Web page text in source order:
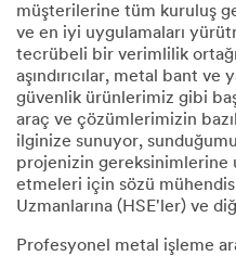
müşterilerine tüm kuruluş
ve en iyi uygulamaları
tecrübeli bir verimlilik
aşındırıcılar, metal bant ve
güvenlik ürünlerimiz gibi
araç ve çözümlerimizin
ilginize sunuyor,
projenizin gereksinimlerine
etmeleri için sözü
Uzmanlarına (HSE'ler) ve
Profesyonel metal işleme